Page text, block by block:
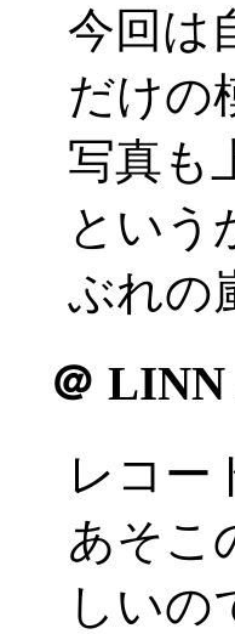
今回は
だけの
写真も
という
ぶれの
＠ LINN
レコー
あそこ
しいの